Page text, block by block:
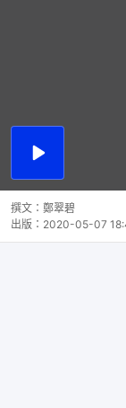
播
撰文： 鄭翠碧
出版： 2020-05-07